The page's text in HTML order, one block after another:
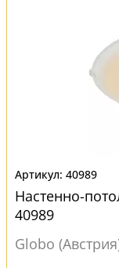
40989
Настенно-
40989
Globo